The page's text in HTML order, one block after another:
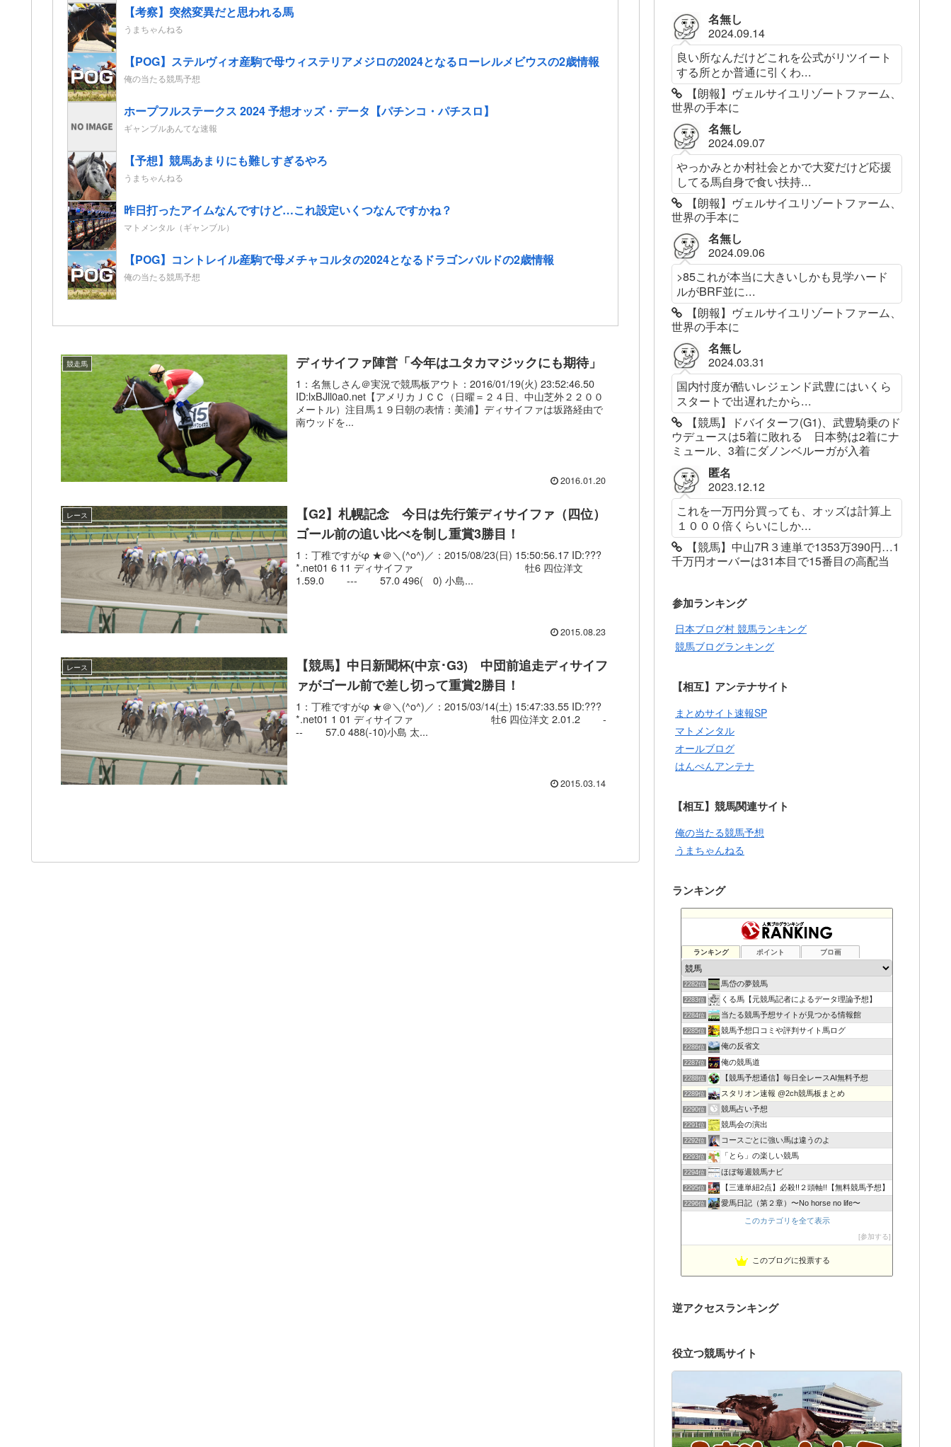
【考察】突然変異だと思われる馬
うまちゃんねる
【POG】ステルヴィオ産駒で母ウィステリアメジロの2024となるローレルメビウスの2歳情報
俺の当たる競馬予想
ホープフルステークス 2024 予想オッズ・データ【パチンコ・パチスロ】
ギャンブルあんてな速報
【予想】競馬あまりにも難しすぎるやろ
うまちゃんねる
昨日打ったアイムなんですけど…これ設定いくつなんですかね？
マトメンタル（ギャンブル）
【POG】コントレイル産駒で母メチャコルタの2024となるドラゴンバルドの2歳情報
俺の当たる競馬予想
競走馬 ディサイファ陣営「今年はユタカマジックにも期待」
1：名無しさん＠実況で競馬板アウト：2016/01/19(火) 23:52:46.50
ID:lxBJll0a0.net【アメリカＪＣＣ（日曜＝２４日、中山芝外２２００
メートル）注目馬１９日朝の表情：美浦】ディサイファは坂路経由で
南ウッドを...
2016.01.20
レース
【G2】札幌記念 今日は先行策ディサイファ（四位）
ゴール前の追い比べを制し重賞3勝目！
1：丁稚ですがφ ★＠＼(^o^)／：2015/08/23(日) 15:50:56.17 ID:???
*.net01 6 11 ディサイファ 牡6 四位洋文
1.59.0 --- 57.0 496( 0) 小島...
2015.08.23
レース
【競馬】中日新聞杯(中京･G3) 中団前追走ディサイフ
ァがゴール前で差し切って重賞2勝目！
1：丁稚ですがφ ★＠＼(^o^)／：2015/03/14(土) 15:47:33.55 ID:???
*.net01 1 01 ディサイファ 牡6 四位洋文 2.01.2 -
-- 57.0 488(-10)小島 太...
2015.03.14
名無し
2024.09.14
良い所なんだけどこれを公式がリツイート
する所とか普通に引くわ...
【朗報】ヴェルサイユリゾートファーム、
世界の手本に
名無し
2024.09.07
やっかみとか村社会とかで大変だけど応援
してる馬自身で食い扶持...
【朗報】ヴェルサイユリゾートファーム、
世界の手本に
名無し
2024.09.06
>85これが本当に大きいしかも見学ハード
ルがBRF並に...
【朗報】ヴェルサイユリゾートファーム、
世界の手本に
名無し
2024.03.31
国内忖度が酷いレジェンド武豊にはいくら
スタートで出遅れたから...
【競馬】ドバイターフ(G1)、武豊騎乗のド
ウデュースは5着に敗れる 日本勢は2着にナ
ミュール、3着にダノンベルーガが入着
匿名
2023.12.12
これを一万円分買っても、オッズは計算上
１０００倍くらいにしか...
【競馬】中山7R３連単で1353万390円…1
千万円オーバーは31本目で15番目の高配当
参加ランキング
日本ブログ村 競馬ランキング
競馬ブログランキング
【相互】アンテナサイト
まとめサイト速報SP
マトメンタル
オールブログ
はんぺんアンテナ
【相互】競馬関連サイト
俺の当たる競馬予想
うまちゃんねる
ランキング
ランキング ポイント ブロ画
2282位 馬岱の夢競馬
2283位 くる馬【元競馬記者によるデータ理論予想】
2284位 当たる競馬予想サイトが見つかる情報館
2285位 競馬予想口コミや評判サイト馬ログ
2286位 俺の反省文
2287位 俺の競馬道
2288位 【競馬予想通信】毎日全レースAI無料予想
2289位 スタリオン速報 @2ch競馬板まとめ
2290位 競馬占い予想
2291位 競馬会の演出
2292位 コースごとに強い馬は違うのよ
2293位 「とら」の楽しい競馬
2294位 ほぼ毎週競馬ナビ
2295位 【三連単紐2点】必殺!!２頭軸!!【無料競馬予想】
2296位 愛馬日記（第２章）〜No horse no life〜
このカテゴリを全て表示
参加する
このブログに投票する
逆アクセスランキング
役立つ競馬サイト